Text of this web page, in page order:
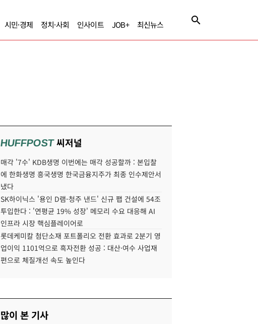
시민·경제 정치·사회 인사이트 JOB+ 최신뉴스
HUFFPOST씨저널
매각 '7수' KDB생명 이번에는 매각 성공할까 : 본입찰
에 한화생명 흥국생명 한국금융지주가 최종 인수제안서
냈다
SK하이닉스 '용인 D램-청주 낸드' 신규 팹 건설에 54조
투입한다 : '연평균 19% 성장' 메모리 수요 대응해 AI
인프라 시장 핵심플레이어로
롯데케미칼 첨단소재 포트폴리오 전환 효과로 2분기 영
업이익 1101억으로 흑자전환 성공 : 대산·여수 사업재
편으로 체질개선 속도 높인다
많이 본 기사